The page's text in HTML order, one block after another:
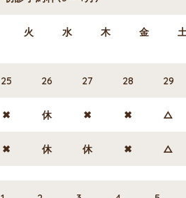
火 水 木 金
25 26 27 28 29
✖ 休 ✖ ✖ △
✖ 休 休 ✖ △